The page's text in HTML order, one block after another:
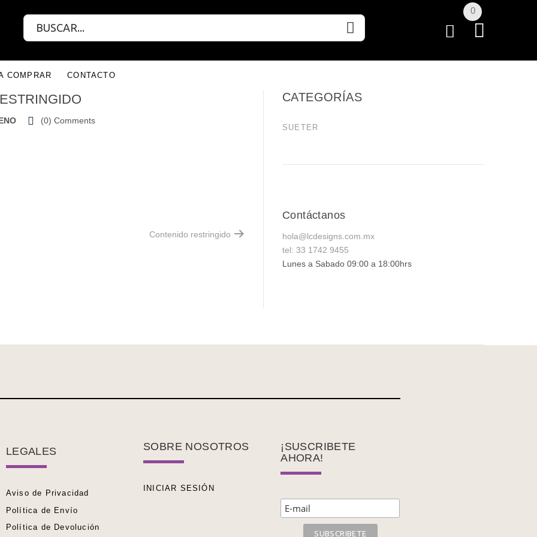
0
COMPRAR CONTACTO
(0) Comments
Contenido restringido
CATEGORÍAS
SUETER
Contáctanos
hola@lcdesigns.com.mx
tel: 33 1742 9455
Lunes a Sabado 09:00 a 18:00hrs
LEGALES
Aviso de Privacidad
Política de Envío
Política de Devolución
SOBRE NOSOTROS
INICIAR SESIÓN
¡SUSCRIBETE
AHORA!